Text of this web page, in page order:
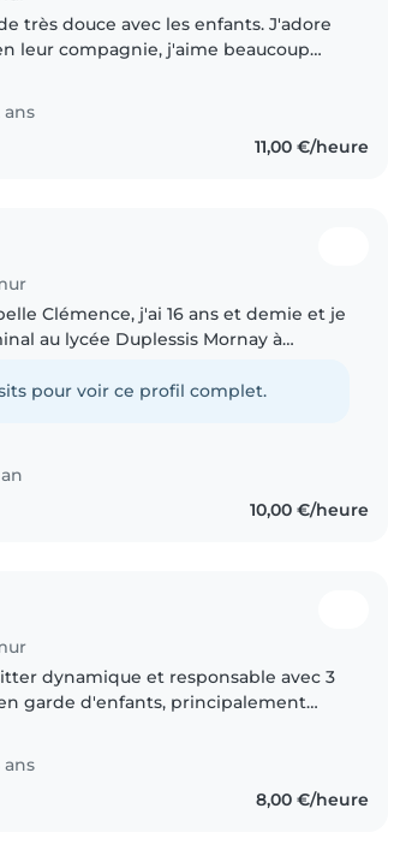
très douce avec les enfants. J'adore
leur compagnie, j'aime beaucoup
ans
11,00 €/heure
Clémence, j'ai 16 ans et demie et je
au lycée Duplessis Mornay à
pour voir ce profil complet.
10,00 €/heure
dynamique et responsable avec 3
garde d'enfants, principalement
ans
8,00 €/heure